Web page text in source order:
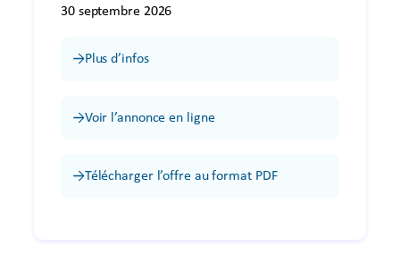
30 septembre 2026
Plus d’infos
Voir l’annonce en ligne
Télécharger l’offre au format PDF